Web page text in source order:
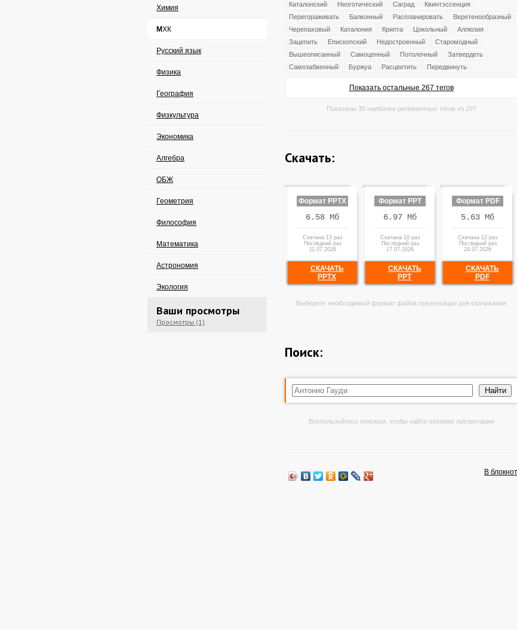
Химия
МХК
Русский язык
Физика
География
Физкультура
Экономика
Алгебра
ОБЖ
Геометрия
Философия
Математика
Астрономия
Экология
Ваши просмотры
Просмотры (1)
Каталонский
Неоготический Саград
Квинтэссенция
Перегораживать
Балконный Распланировать
Веретенообразный
Черепаховый
Каталония Крипта Цокольный
Аллюзия
Зацепить
Епископский Недостроенный
Старомодный
Вышеописанный
Самоценный Потолочный
Затвердеть
Самозабвенный
Буржуа Расцветить Передвинуть
Показать остальные 267 тегов
Показаны 30 наиболее релевантных тегов из 297
Скачать:
Формат PPTX
6.58 Мб
Скачана 13 раз
Последний раз
11.07.2026
СКАЧАТЬ
PPTX
Формат PPT
6.97 Мб
Скачана 10 раз
Последний раз
17.07.2026
СКАЧАТЬ
PPT
Формат PDF
5.63 Мб
Скачана 12 раз
Последний раз
24.07.2026
СКАЧАТЬ
PDF
Выберите необходимый формат файла презентации для скачивания
Поиск:
Воспользуйтесь поиском, чтобы найти похожие презентации
В блокнот